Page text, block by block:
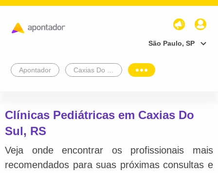
São Paulo, SP
Apontador
Clínicas Pediátricas em Caxias Do
Sul, RS
Veja onde encontrar os profissionais mais
recomendados para suas próximas consultas e